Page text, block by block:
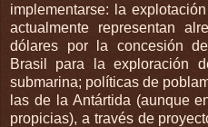
implementarse: la
actualmente representan
dólares por la concesión
Brasil para la exploración
submarina; políticas de
las de la Antártida (aunque
propicias), a través de